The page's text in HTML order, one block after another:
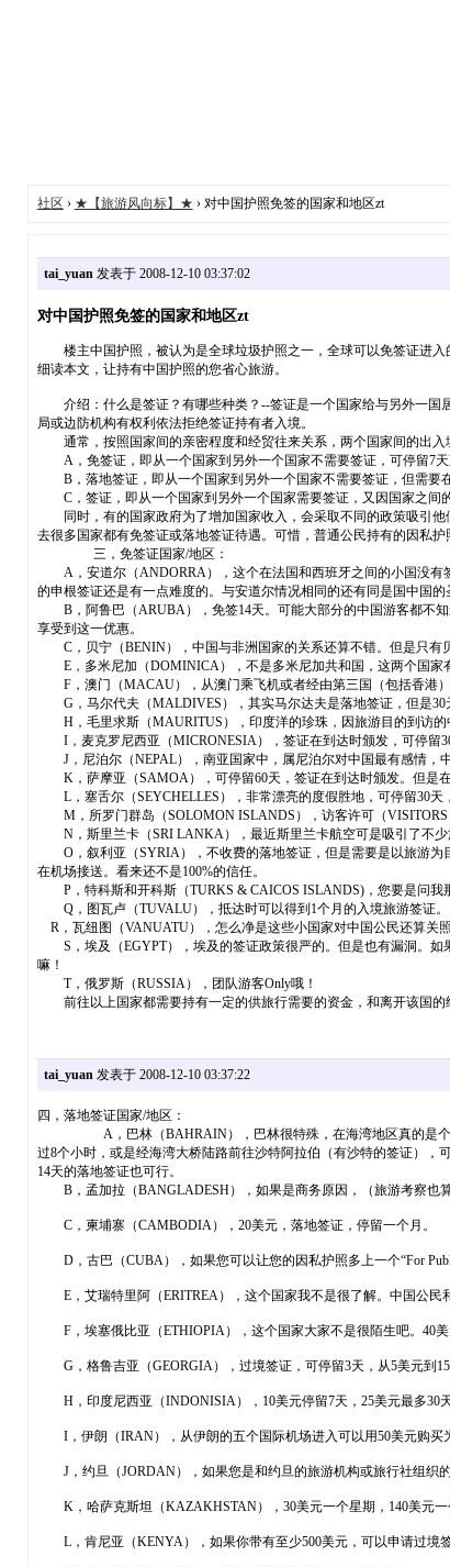
社区› ★【旅游风向标】★ › 对中国护照免签的国家和地区zt
tai_yuan发表于 2008-12-10 03:37:02
对中国护照免签的国家和地区zt
楼主中国护照，被认为是全球垃圾护照之一，全球可以免签证进入
细读本文，让持有中国护照的您省心旅游。
介绍：什么是签证？有哪些种类？--签证是一个国家给与另外一国
局或边防机构有权利依法拒绝签证持有者入境。
通常，按照国家间的亲密程度和经贸往来关系，两个国家间的出
A，免签证，即从一个国家到另外一个国家不需要签证，可停留7
B，落地签证，即从一个国家到另外一个国家不需要签证，但需
C，签证，即从一个国家到另外一个国家需要签证，又因国家之间
同时，有的国家政府为了增加国家收入，会采取不同的政策吸引他
去很多国家都有免签证或落地签证待遇。可惜，普通公民持有的因私
三，免签证国家/地区：
A，安道尔（ANDORRA），这个在法国和西班牙之间的小国没有
的申根签证还是有一点难度的。与安道尔情况相同的还有同是国中国
B，阿鲁巴（ARUBA），免签14天。可能大部分的中国游客都不知
享受到这一优惠。
C，贝宁（BENIN），中国与非洲国家的关系还算不错。但是只有
E，多米尼加（DOMINICA），不是多米尼加共和国，这两个国家
F，澳门（MACAU），从澳门乘飞机或者经由第三国（包括香港）
G，马尔代夫（MALDIVES），其实马尔达夫是落地签证，但是30
H，毛里求斯（MAURITUS），印度洋的珍珠，因旅游目的到访的
I，麦克罗尼西亚（MICRONESIA），签证在到达时颁发，可停留30
J，尼泊尔（NEPAL），南亚国家中，属尼泊尔对中国最有感情，
K，萨摩亚（SAMOA），可停留60天，签证在到达时颁发。但是在
L，塞舌尔（SEYCHELLES），非常漂亮的度假胜地，可停留30天
M，所罗门群岛（SOLOMON ISLANDS），访客许可（VISITORS
N，斯里兰卡（SRI LANKA），最近斯里兰卡航空可是吸引了不少
O，叙利亚（SYRIA），不收费的落地签证，但是需要是以旅游为
在机场接送。看来还不是100%的信任。
P，特科斯和开科斯（TURKS & CAICOS ISLANDS)，您要是问我
Q，图瓦卢（TUVALU），抵达时可以得到1个月的入境旅游签证。
R，瓦纽图（VANUATU），怎么净是这些小国家对中国公民还算关
S，埃及（EGYPT），埃及的签证政策很严的。但是也有漏洞。如果
嘛！
T，俄罗斯（RUSSIA），团队游客Only哦！
前往以上国家都需要持有一定的供旅行需要的资金，和离开该国的
tai_yuan发表于 2008-12-10 03:37:22
四，落地签证国家/地区：
A，巴林（BAHRAIN），巴林很特殊，在海湾地区真的是个小国
过8个小时，或是经海湾大桥陆路前往沙特阿拉伯（有沙特的签证），
14天的落地签证也可行。
B，孟加拉（BANGLADESH），如果是商务原因，（旅游考察也算
C，柬埔寨（CAMBODIA），20美元，落地签证，停留一个月。
D，古巴（CUBA），如果您可以让您的因私护照多上一个“For
E，艾瑞特里阿（ERITREA），这个国家我不是很了解。中国公民
F，埃塞俄比亚（ETHIOPIA），这个国家大家不是很陌生吧。40美
G，格鲁吉亚（GEORGIA），过境签证，可停留3天，从5美元到15
H，印度尼西亚（INDONISIA），10美元停留7天，25美元最多30天
I，伊朗（IRAN），从伊朗的五个国际机场进入可以用50美元购买
J，约旦（JORDAN），如果您是和约旦的旅游机构或旅行社组织
K，哈萨克斯坦（KAZAKHSTAN），30美元一个星期，140美元一
L，肯尼亚（KENYA），如果你带有至少500美元，可以申请过境签